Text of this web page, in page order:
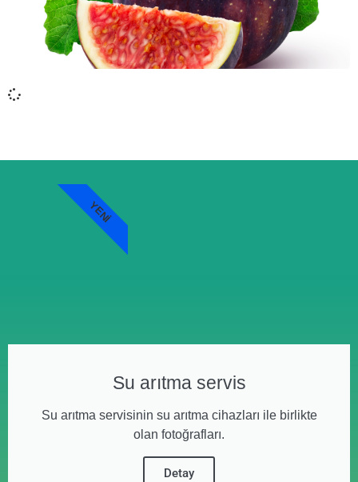
Su arıtma servis
Su arıtma servisinin su arıtma cihazları ile birlikte
olan fotoğrafları.
Detay
YENI